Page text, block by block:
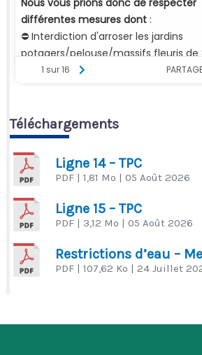
Téléchargements
Ligne 14 – TPC
PDF | 1,81 Mo | 05 Août 2026
Ligne 15 – TPC
PDF | 3,12 Mo | 05 Août 2026
Restrictions d’eau –
PDF | 107,62 Ko | 24 Juillet